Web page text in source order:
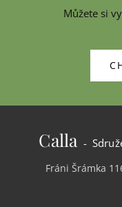
Můžete si
Calla -
Fráni Šrámka